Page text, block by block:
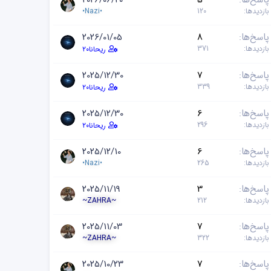
بازدیدها 120
•Nazi•
پاسخ‌ها 8
بازدیدها 371
2026/01/05
ریحانا۲۰
پاسخ‌ها 7
بازدیدها 339
2025/12/30
ریحانا۲۰
پاسخ‌ها 6
بازدیدها 296
2025/12/30
ریحانا۲۰
پاسخ‌ها 6
بازدیدها 265
2025/12/10
•Nazi•
پاسخ‌ها 3
بازدیدها 212
2025/11/19
~ZAHRA~
پاسخ‌ها 7
بازدیدها 322
2025/11/03
~ZAHRA~
پاسخ‌ها 7
2025/10/23